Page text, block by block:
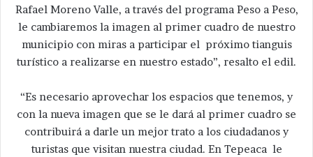
Rafael Moreno Valle, a través del programa Peso a Peso,
le cambiaremos la imagen al primer cuadro de nuestro
municipio con miras a participar el próximo tianguis
turístico a realizarse en nuestro estado”, resalto el edil.
“Es necesario aprovechar los espacios que tenemos, y
con la nueva imagen que se le dará al primer cuadro se
contribuirá a darle un mejor trato a los ciudadanos y
turistas que visitan nuestra ciudad. En Tepeaca le